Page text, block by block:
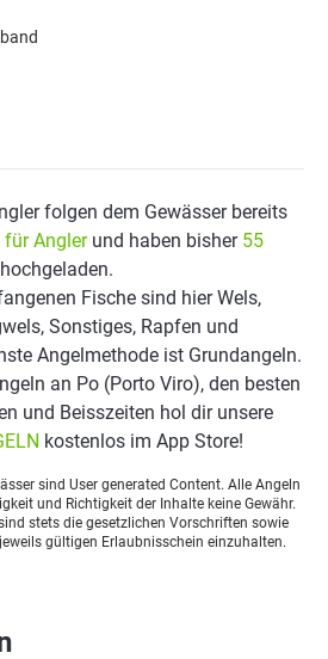
folgen dem Gewässer bereits
Anglerund haben bisher 55
Fische sind hier Wels,
Sonstiges, Rapfen und
Angelmethode ist Grundangeln.
an Po (Porto Viro), den besten
und Beisszeiten hol dir unsere
kostenlos im App Store!
sind User generated Content. Alle Angeln
und Richtigkeit der Inhalte keine Gewähr.
stets die gesetzlichen Vorschriften sowie
gültigen Erlaubnisschein einzuhalten.